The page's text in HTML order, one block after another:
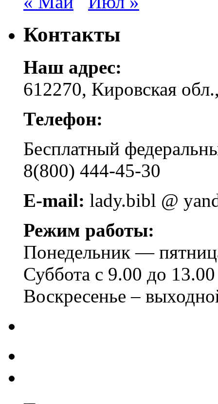
Контакты
Наш адрес:
612270, Кировская
Телефон:
Бесплатный
8(800) 444-45-30
E-mail: lady.bibl @
Режим работы:
Понедельник —
Суббота с 9.00 до 13.00
Воскресенье –